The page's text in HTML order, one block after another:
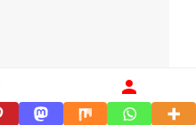
Liên hệ